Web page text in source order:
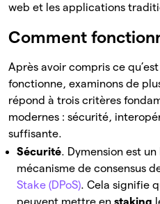
web et les applications
Comment
Après avoir compris ce
fonctionne, examinons de
répond à trois critères
modernes : sécurité,
suffisante.
Sécurité. Dymension est
mécanisme de consensus
Stake (DPoS). Cela signifie
peuvent mettre en staking